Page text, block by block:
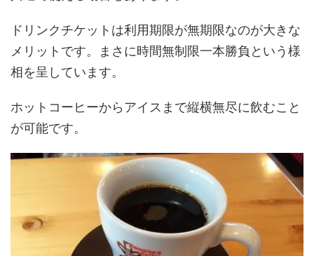
ドリンクチケットは利用期限が無期限なのが大きな
メリットです。まさに時間無制限一本勝負という様
相を呈しています。
ホットコーヒーからアイスまで縦横無尽に飲むこと
が可能です。